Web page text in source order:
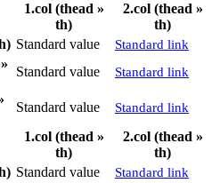
1.col (thead »
th)
2.col (thead »
th)
Standard value Standard link
Standard value Standard link
Standard value Standard link
1.col (thead »
th)
2.col (thead »
th)
Standard value Standard link